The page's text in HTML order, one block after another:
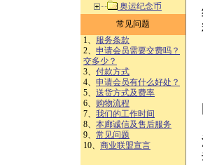
奥运纪念币
常见问题
1、 服务条款
2、 申请会员需要交费吗？
交多少？
3、 付款方式
4、 申请会员有什么好处？
5、 送货方式及费率
6、 购物流程
7、 我们的工作时间
8、 本廊诚信及售后服务
9、 常见问题
10、 商业联盟宣言